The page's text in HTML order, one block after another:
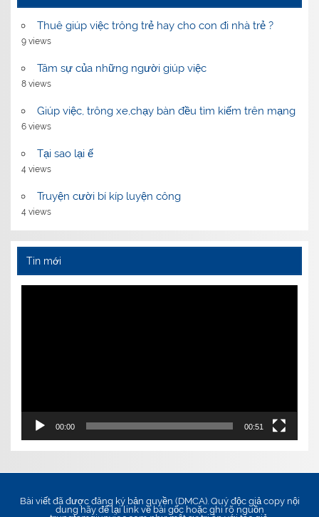
Thuê giúp việc trông trẻ hay cho con đi nhà trẻ ?
9 views
Tâm sự của những người giúp việc
8 views
Giúp việc, trông xe,chạy bàn đều tìm kiếm trên mạng
6 views
Tại sao lại ế
4 views
Truyện cười bí kíp luyện công
4 views
Tin mới
Video
00:00 00:51
Bài viết đã được đăng ký bản quyền (DMCA). Quý độc giả copy nội
dung hãy để lại link về bài gốc hoặc ghi rõ nguồn